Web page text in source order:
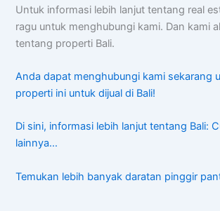
Untuk informasi lebih lanjut tentang real
ragu untuk menghubungi kami. Dan kami
tentang properti Bali.
Anda dapat menghubungi kami sekarang
properti ini untuk dijual di Bali!
Di sini, informasi lebih lanjut tentang Bali:
lainnya…
Temukan lebih banyak daratan pinggir